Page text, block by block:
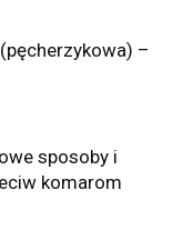
–
sposoby i
komarom